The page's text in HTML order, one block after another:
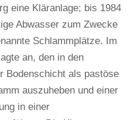
eine Kläranlage; bis 1984
Abwasser zum Zwecke
Schlammplätze. Im
an, den in den
Bodenschicht als pastöse
auszuheben und einer
in einer